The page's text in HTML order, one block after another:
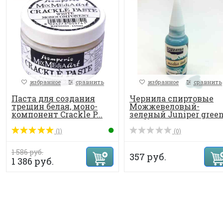
избранное сравнить
Паста для создания
трещин белая, моно-
компонент Crackle P...
(1)
1 586 руб.
1 386 руб.
избранное сравнить
Чернила спиртовые
Можжевеловый-
зеленый Juniper
Medi...
(0)
357 руб.